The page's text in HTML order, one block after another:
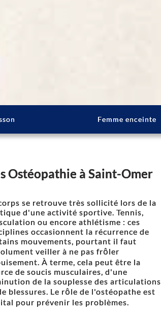
Femme enceinte
Ostéopathie à Saint-Omer
se retrouve très sollicité lors de la
d'une activité sportive. Tennis,
ou encore athlétisme : ces
occasionnent la récurrence de
mouvements, pourtant il faut
veiller à ne pas frôler
À terme, cela peut être la
de soucis musculaires, d'une
de la souplesse des articulations
blessures. Le rôle de l'ostéopathe est
pour prévenir les problèmes.